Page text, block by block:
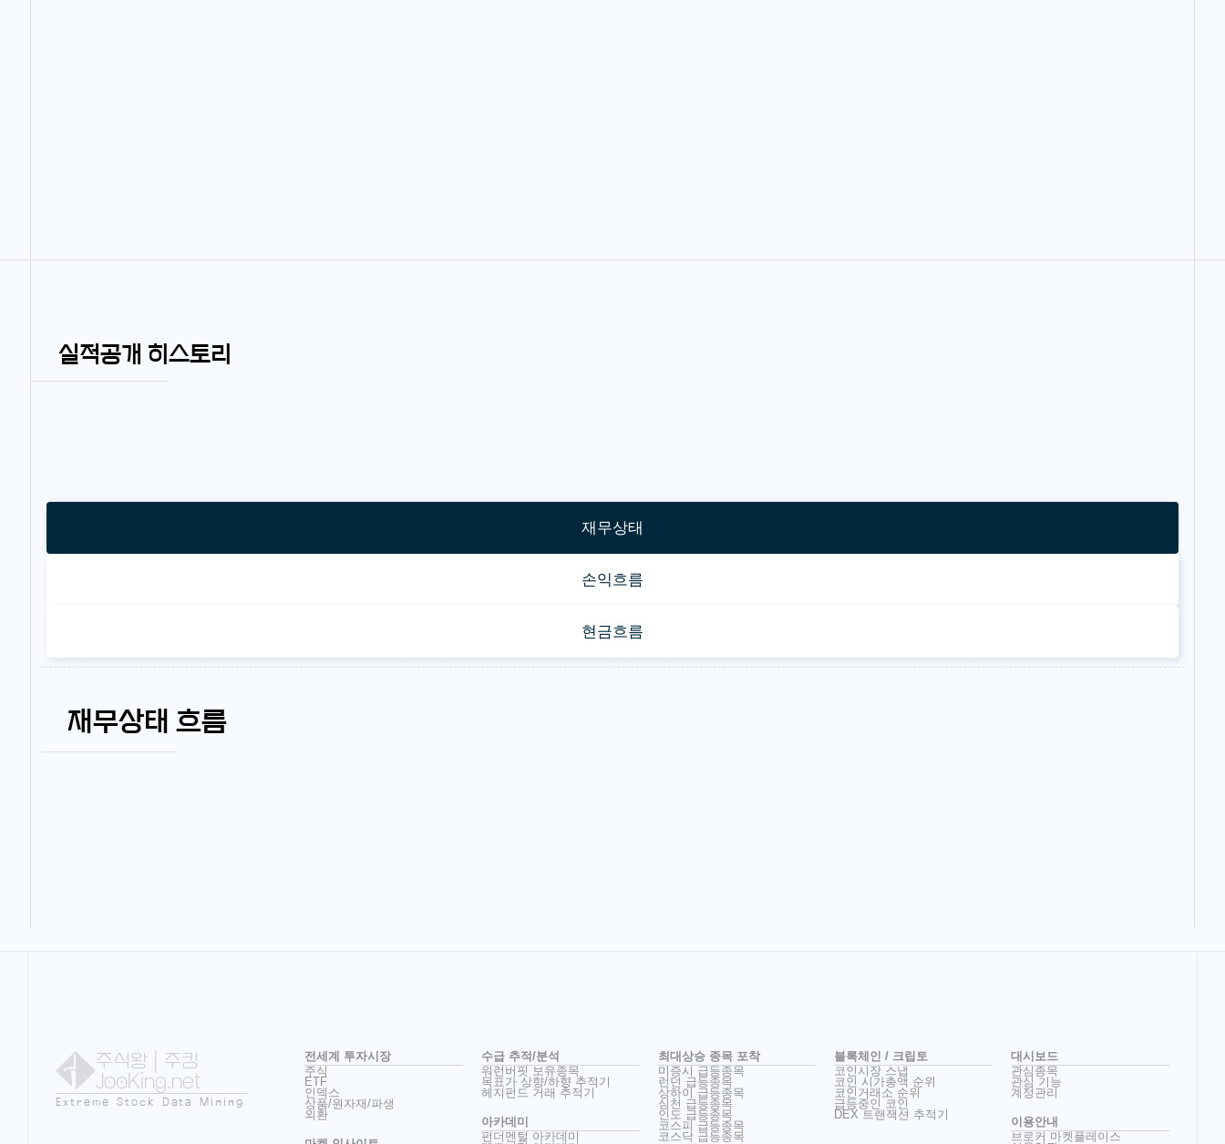
실적공개 히스토리
재무상태
손익흐름
현금흐름
재무상태 흐름
주식왕 | 주킹
JooKing.net
Extreme Stock Data Mining
전세계 투자시장
주식
ETF
인덱스
상품/원자재/파생
외환
수급 추적/분석
워런버핏 보유종목
목표가 상향/하향 추적기
헤지펀드 거래 추적기
아카데미
펀더멘털 아카데미
최대상승 종목 포착
미증시 급등종목
런던 급등종목
상하이 급등종목
심천 급등종목
인도 급등종목
코스피 급등종목
코스닥 급등종목
블록체인 / 크립토
코인시장 스냅
코인 시가총액 순위
코인거래소 순위
급등중인 코인
DEX 트랜잭션 추적기
대시보드
관심종목
관심 기능
계정관리
이용안내
브로커 마켓플레이스